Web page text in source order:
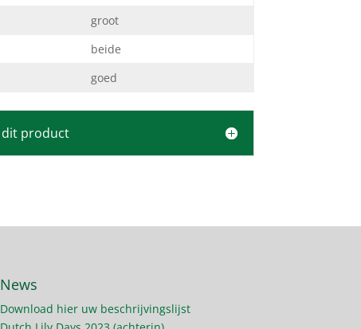
groot
beide
goed
product
News
Download hier uw beschrijvingslijst